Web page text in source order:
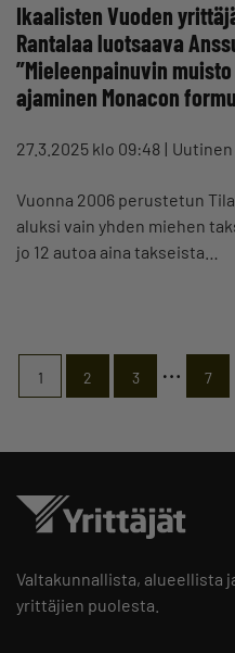
Ikaalisten Vuoden
Rantalaa luotsaava
”Mieleenpainuvin
ajaminen Monacon
27.3.2025 klo 09:48 Uutinen
Vuonna 2006 perustetun
aluksi vain yhden miehen
jo 12 autoa aina takseista…
1 2 3 … 7
Valtakunnallista, alueellista
yrittäjien puolesta.